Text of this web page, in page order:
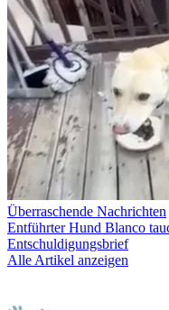
Überraschende Nachrichten
Entführter Hund Blanco
Entschuldigungsbrief
Alle Artikel anzeigen